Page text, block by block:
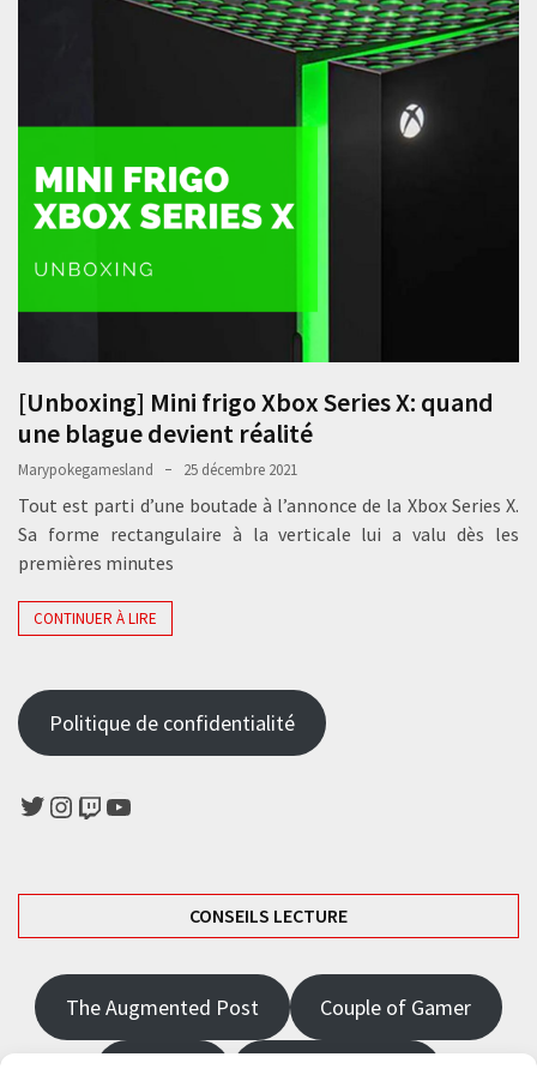
[Unboxing] Mini frigo Xbox Series X: quand
une blague devient réalité
Marypokegamesland 25 décembre 2021
Tout est parti d’une boutade à l’annonce de la Xbox Series X.
Sa forme rectangulaire à la verticale lui a valu dès les
premières minutes
CONTINUER À LIRE
Politique de confidentialité
Twitter
Instagram
TwitchYouTube
CONSEILS LECTURE
The Augmented Post Couple of Gamer